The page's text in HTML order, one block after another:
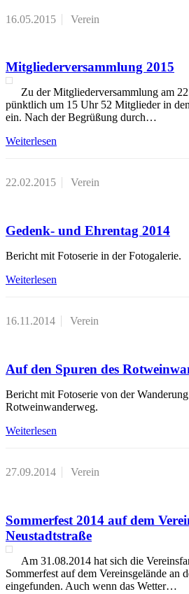
16.05.2015 Verein
Mitgliederversammlung 2015
Zu der Mitgliederversammlung am
pünktlich um 15 Uhr 52 Mitglieder in
ein. Nach der Begrüßung durch…
Weiterlesen
22.02.2015 Verein
Gedenk- und Ehrentag 2014
Bericht mit Fotoserie in der Fotogalerie.
Weiterlesen
16.11.2014 Verein
Auf den Spuren des
Bericht mit Fotoserie von der
Rotweinwanderweg.
Weiterlesen
27.09.2014 Verein
Sommerfest 2014 auf dem
Neustadtstraße
Am 31.08.2014 hat sich die
Sommerfest auf dem Vereinsgelände an
eingefunden. Auch wenn das Wetter…